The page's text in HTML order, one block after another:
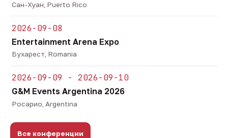
Сан-Хуан, Puerto Rico
2026-09-08
Entertainment Arena Expo
Бухарест, Romania
2026-09-09 - 2026-09-10
G&M Events Argentina 2026
Росарио, Argentina
Все конференции